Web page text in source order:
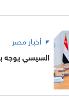
أخبار مصر
السيسي يوجه